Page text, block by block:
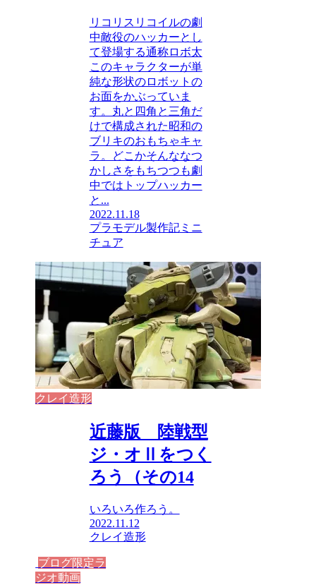
リコリスリコイルの劇
中敵役のハッカーとし
て登場する通称ロボ太
このキャラクターが単
純な形状のロボットの
お面をかぶっていま
す。丸と四角と三角だ
けで構成された昭和の
ブリキのおもちゃキャ
ラ。どこかそんななつ
かしさをもちつつも劇
中ではトップハッカー
と...
2022.11.18
プラモデル製作記ミニ
チュア
クレイ造形
近藤版 陸戦型
ジ・オⅡをつく
ろう（その14
いろいろ作ろう。
2022.11.12
クレイ造形
ブログ限定ラ
ジオ動画